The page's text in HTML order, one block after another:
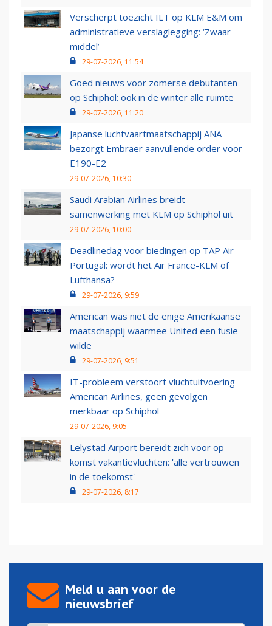
Verscherpt toezicht ILT op KLM E&M om
administratieve verslaglegging: ‘Zwaar
middel’
29-07-2026, 11:54
Goed nieuws voor zomerse debutanten
op Schiphol: ook in de winter alle ruimte
29-07-2026, 11:20
Japanse luchtvaartmaatschappij ANA
bezorgt Embraer aanvullende order voor
E190-E2
29-07-2026, 10:30
Saudi Arabian Airlines breidt
samenwerking met KLM op Schiphol uit
29-07-2026, 10:00
Deadlinedag voor biedingen op TAP Air
Portugal: wordt het Air France-KLM of
Lufthansa?
29-07-2026, 9:59
American was niet de enige Amerikaanse
maatschappij waarmee United een fusie
wilde
29-07-2026, 9:51
IT-probleem verstoort vluchtuitvoering
American Airlines, geen gevolgen
merkbaar op Schiphol
29-07-2026, 9:05
Lelystad Airport bereidt zich voor op
komst vakantievluchten: 'alle vertrouwen
in de toekomst'
29-07-2026, 8:17
Meld u aan voor de
nieuwsbrief